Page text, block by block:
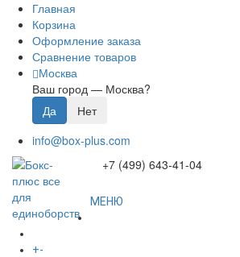
Главная
Корзина
Оформление заказа
Сравнение товаров
Москва
Ваш город — Москва?
info@box-plus.com
+7 (499) 643-41-04
МЕНЮ
+-